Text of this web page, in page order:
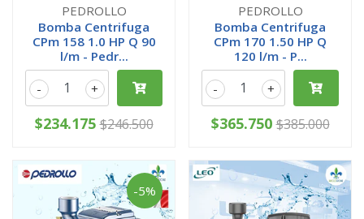
PEDROLLO
Bomba Centrifuga
CPm 158 1.0 HP Q 90
l/m - Pedr...
+
-
$234.175 $246.500
PEDROLLO
Bomba Centrifuga
CPm 170 1.50 HP Q
120 l/m - P...
+
-
$365.750 $385.000
-5%